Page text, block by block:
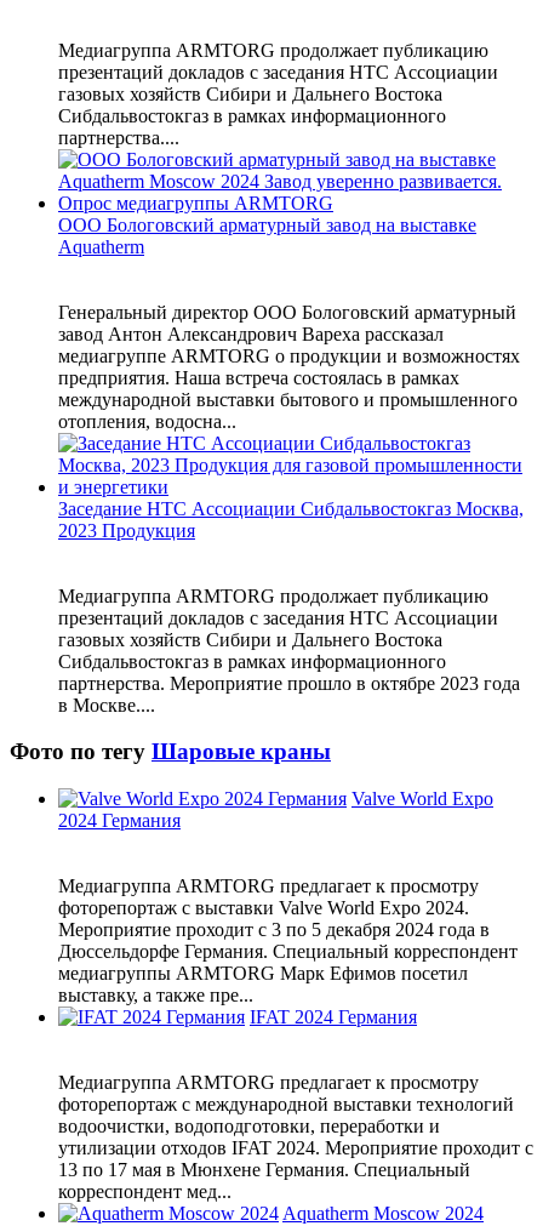
Медиагруппа ARMTORG продолжает публикацию
презентаций докладов с заседания НТС Ассоциации
газовых хозяйств Сибири и Дальнего Востока
Сибдальвостокгаз в рамках информационного
партнерства....
ООО Бологовский арматурный завод на выставке
Aquatherm
Генеральный директор ООО Бологовский арматурный
завод Антон Александрович Вареха рассказал
медиагруппе ARMTORG о продукции и возможностях
предприятия. Наша встреча состоялась в рамках
международной выставки бытового и промышленного
отопления, водосна...
Заседание НТС Ассоциации Сибдальвостокгаз Москва,
2023 Продукция
Медиагруппа ARMTORG продолжает публикацию
презентаций докладов с заседания НТС Ассоциации
газовых хозяйств Сибири и Дальнего Востока
Сибдальвостокгаз в рамках информационного
партнерства. Мероприятие прошло в октябре 2023 года
в Москве....
Фото по тегу Шаровые краны
Valve World Expo
2024 Германия
Медиагруппа ARMTORG предлагает к просмотру
фоторепортаж с выставки Valve World Expo 2024.
Мероприятие проходит с 3 по 5 декабря 2024 года в
Дюссельдорфе Германия. Специальный корреспондент
медиагруппы ARMTORG Марк Ефимов посетил
выставку, а также пре...
IFAT 2024 Германия
Медиагруппа ARMTORG предлагает к просмотру
фоторепортаж с международной выставки технологий
водоочистки, водоподготовки, переработки и
утилизации отходов IFAT 2024. Мероприятие проходит с
13 по 17 мая в Мюнхене Германия. Специальный
корреспондент мед...
Aquatherm Moscow 2024